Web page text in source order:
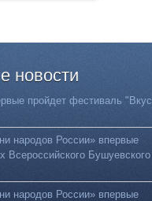
новости
пройдет фестиваль "Вкус
народов России» впервые
Всероссийского Бушуевского
народов России» впервые